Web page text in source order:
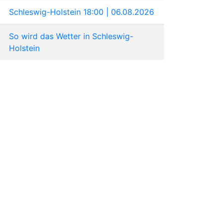
Schleswig-Holstein 18:00 | 06.08.2026
So wird das Wetter in Schleswig-
Holstein